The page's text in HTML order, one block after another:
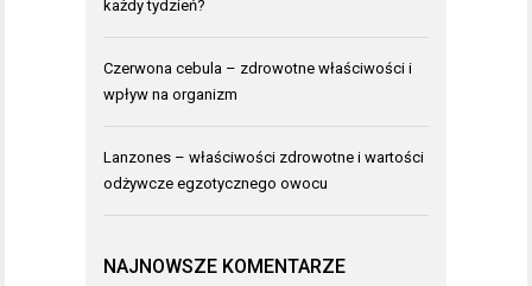
każdy tydzień?
Czerwona cebula – zdrowotne właściwości i
wpływ na organizm
Lanzones – właściwości zdrowotne i wartości
odżywcze egzotycznego owocu
NAJNOWSZE KOMENTARZE